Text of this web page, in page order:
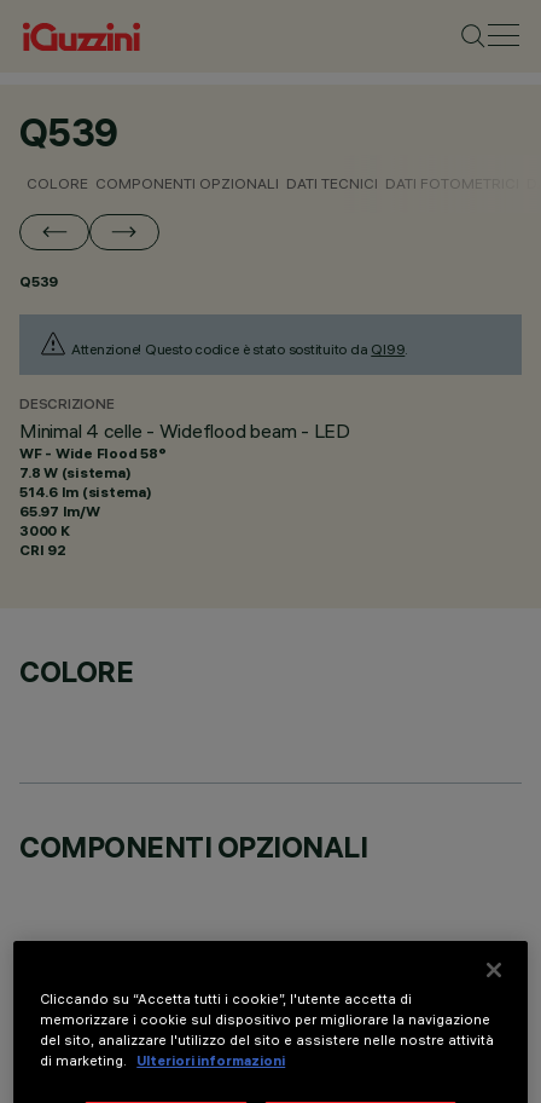
Q539
COLORE COMPONENTI OPZIONALI DATI TECNICI DATI FOTOMETRICI
Q539
Attenzione! Questo codice è stato sostituito da QI99.
DESCRIZIONE
Minimal 4 celle - Wideflood beam - LED
WF - Wide Flood 58°
7.8 W (sistema)
514.6 lm (sistema)
65.97 lm/W
3000 K
CRI 92
COLORE
COMPONENTI OPZIONALI
DATI TECNICI
ULTIMO AGGIORNAMENTO: 01/08/2026
Cliccando su “Accetta tutti i cookie”, l'utente accetta di
memorizzare i cookie sul dispositivo per migliorare la navigazione
del sito, analizzare l'utilizzo del sito e assistere nelle nostre attività
di marketing.
Ulteriori informazioni